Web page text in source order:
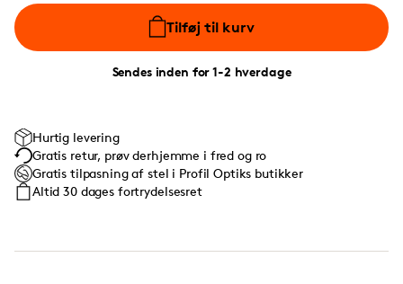
Tilføj til kurv
Sendes inden for 1-2 hverdage
Hurtig levering
Gratis retur, prøv derhjemme i fred og ro
Gratis tilpasning af stel i Profil Optiks butikker
Altid 30 dages fortrydelsesret